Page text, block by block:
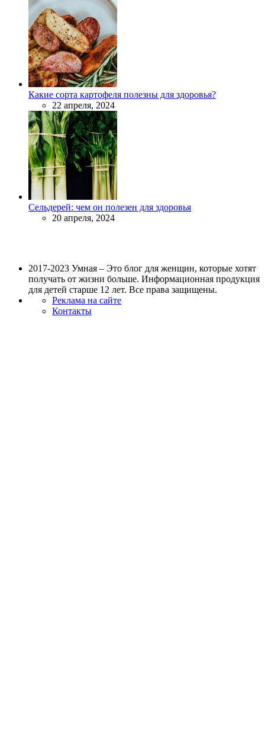
Какие сорта картофеля полезны для здоровья?
22 апреля, 2024
Сельдерей: чем он полезен для здоровья
20 апреля, 2024
2017-2023 Умная – Это блог для женщин, которые хотят
получать от жизни больше. Информационная продукция
для детей старше 12 лет. Все права защищены.
Реклама на сайте
Контакты